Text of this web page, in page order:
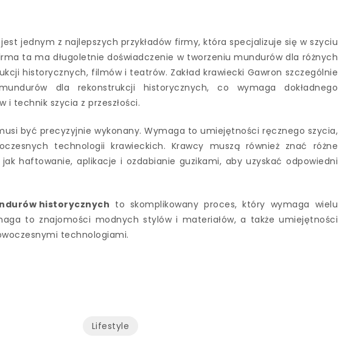
jest jednym z najlepszych przykładów firmy, która specjalizuje się w szyciu
ta ma długoletnie doświadczenie w tworzeniu mundurów dla różnych
historycznych, filmów i teatrów. Zakład krawiecki Gawron szczególnie
dla rekonstrukcji historycznych, co wymaga dokładnego
i technik szycia z przeszłości.
być precyzyjnie wykonany. Wymaga to umiejętności ręcznego szycia,
technologii krawieckich. Krawcy muszą również znać różne
haftowanie, aplikacje i ozdabianie guzikami, aby uzyskać odpowiedni
historycznych to skomplikowany proces, który wymaga wielu
to znajomości modnych stylów i materiałów, a także umiejętności
technologiami.
Lifestyle